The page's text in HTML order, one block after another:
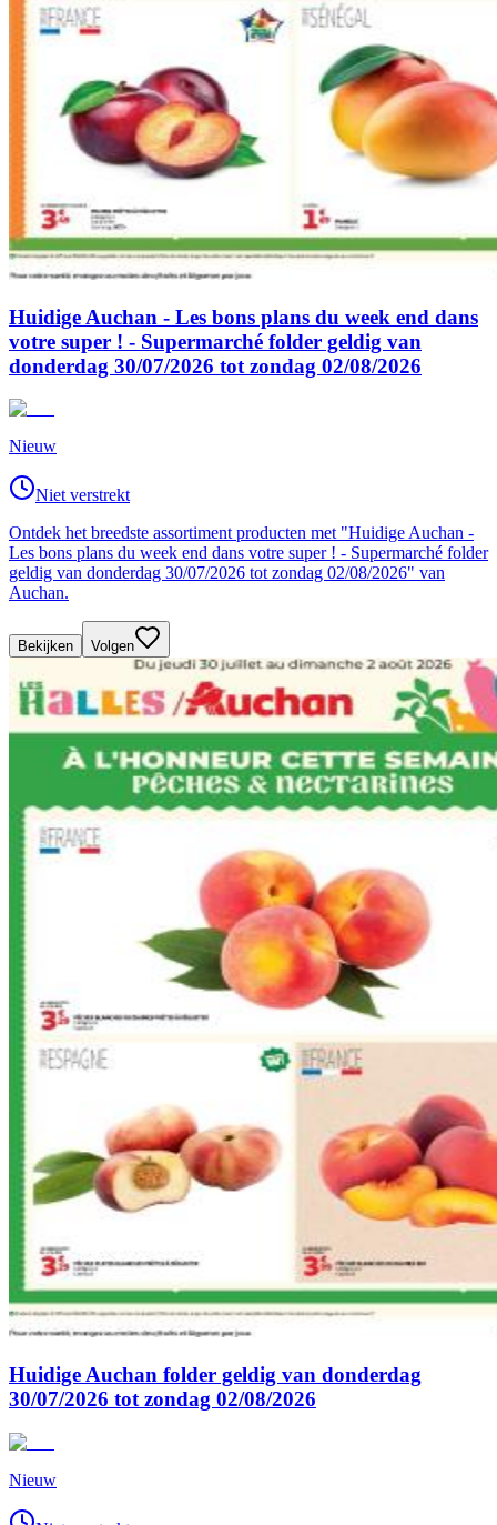
Huidige Auchan - Les bons plans du week end dans
votre super ! - Supermarché folder geldig van
donderdag 30/07/2026 tot zondag 02/08/2026
Nieuw
Niet verstrekt
Ontdek het breedste assortiment producten met "Huidige Auchan -
Les bons plans du week end dans votre super ! - Supermarché folder
geldig van donderdag 30/07/2026 tot zondag 02/08/2026" van
Auchan.
Bekijken Volgen
Huidige Auchan folder geldig van donderdag
30/07/2026 tot zondag 02/08/2026
Nieuw